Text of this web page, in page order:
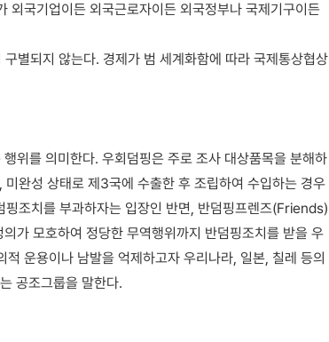
외국기업이든 외국근로자이든 외국정부나 국제기구이든
별되지 않는다. 경제가 범 세계화함에 따라 국제통상협상
위를 의미한다. 우회덤핑은 주로 조사 대상품목을 분해하
완성 상태로 제3국에 수출한 후 조립하여 수입하는 경우
조치를 부과하자는 입장인 반면, 반덤핑프렌즈(Friends)
가 모호하여 정당한 무역행위까지 반덤핑조치를 받을 우
운용이나 남발을 억제하고자 우리나라, 일본, 칠레 등의
공조그룹을 말한다.